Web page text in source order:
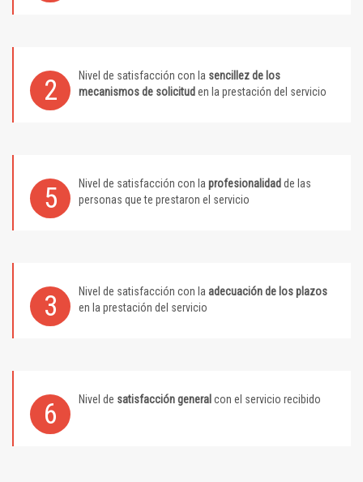
2 Nivel de satisfacción con la sencillez de los
mecanismos de solicitud en la prestación del servicio
5 Nivel de satisfacción con la profesionalidad de las
personas que te prestaron el servicio
3 Nivel de satisfacción con la adecuación de los plazos
en la prestación del servicio
6 Nivel de satisfacción general con el servicio recibido